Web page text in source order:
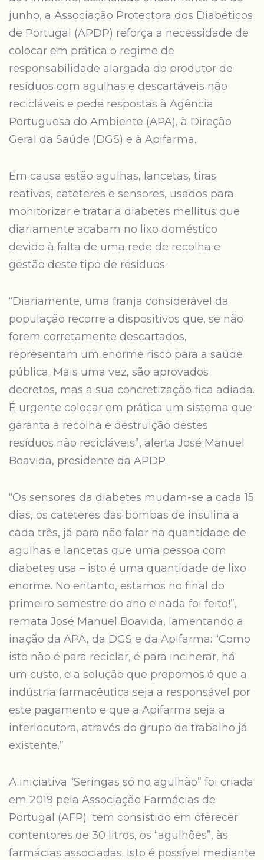
junho, a Associação Protectora dos Diabéticos
de Portugal (APDP) reforça a necessidade de
colocar em prática o regime de
responsabilidade alargada do produtor de
resíduos com agulhas e descartáveis não
recicláveis e pede respostas à Agência
Portuguesa do Ambiente (APA), à Direção
Geral da Saúde (DGS) e à Apifarma.
Em causa estão agulhas, lancetas, tiras
reativas, cateteres e sensores, usados para
monitorizar e tratar a diabetes mellitus que
diariamente acabam no lixo doméstico
devido à falta de uma rede de recolha e
gestão deste tipo de resíduos.
“Diariamente, uma franja considerável da
população recorre a dispositivos que, se não
forem corretamente descartados,
representam um enorme risco para a saúde
pública. Mais uma vez, são aprovados
decretos, mas a sua concretização fica adiada.
É urgente colocar em prática um sistema que
garanta a recolha e destruição destes
resíduos não recicláveis”, alerta José Manuel
Boavida, presidente da APDP.
“Os sensores da diabetes mudam-se a cada 15
dias, os cateteres das bombas de insulina a
cada três, já para não falar na quantidade de
agulhas e lancetas que uma pessoa com
diabetes usa – isto é uma quantidade de lixo
enorme. No entanto, estamos no final do
primeiro semestre do ano e nada foi feito!”,
remata José Manuel Boavida, lamentando a
inação da APA, da DGS e da Apifarma: “Como
isto não é para reciclar, é para incinerar, há
um custo, e a solução que propomos é que a
indústria farmacêutica seja a responsável por
este pagamento e que a Apifarma seja a
interlocutora, através do grupo de trabalho já
existente.”
A iniciativa “Seringas só no agulhão” foi criada
em 2019 pela Associação Farmácias de
Portugal (AFP) tem consistido em oferecer
contentores de 30 litros, os “agulhões”, às
farmácias associadas. Isto é possível mediante